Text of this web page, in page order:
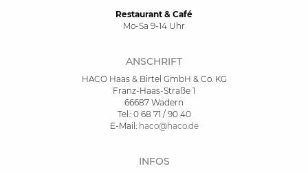
Restaurant & Café
Mo-Sa 9-14 Uhr
ANSCHRIFT
HACO Haas & Birtel GmbH & Co. KG
Franz-Haas-Straße 1
66687 Wadern
Tel.: 0 68 71 / 90 40
E-Mail: haco@haco.de
INFOS